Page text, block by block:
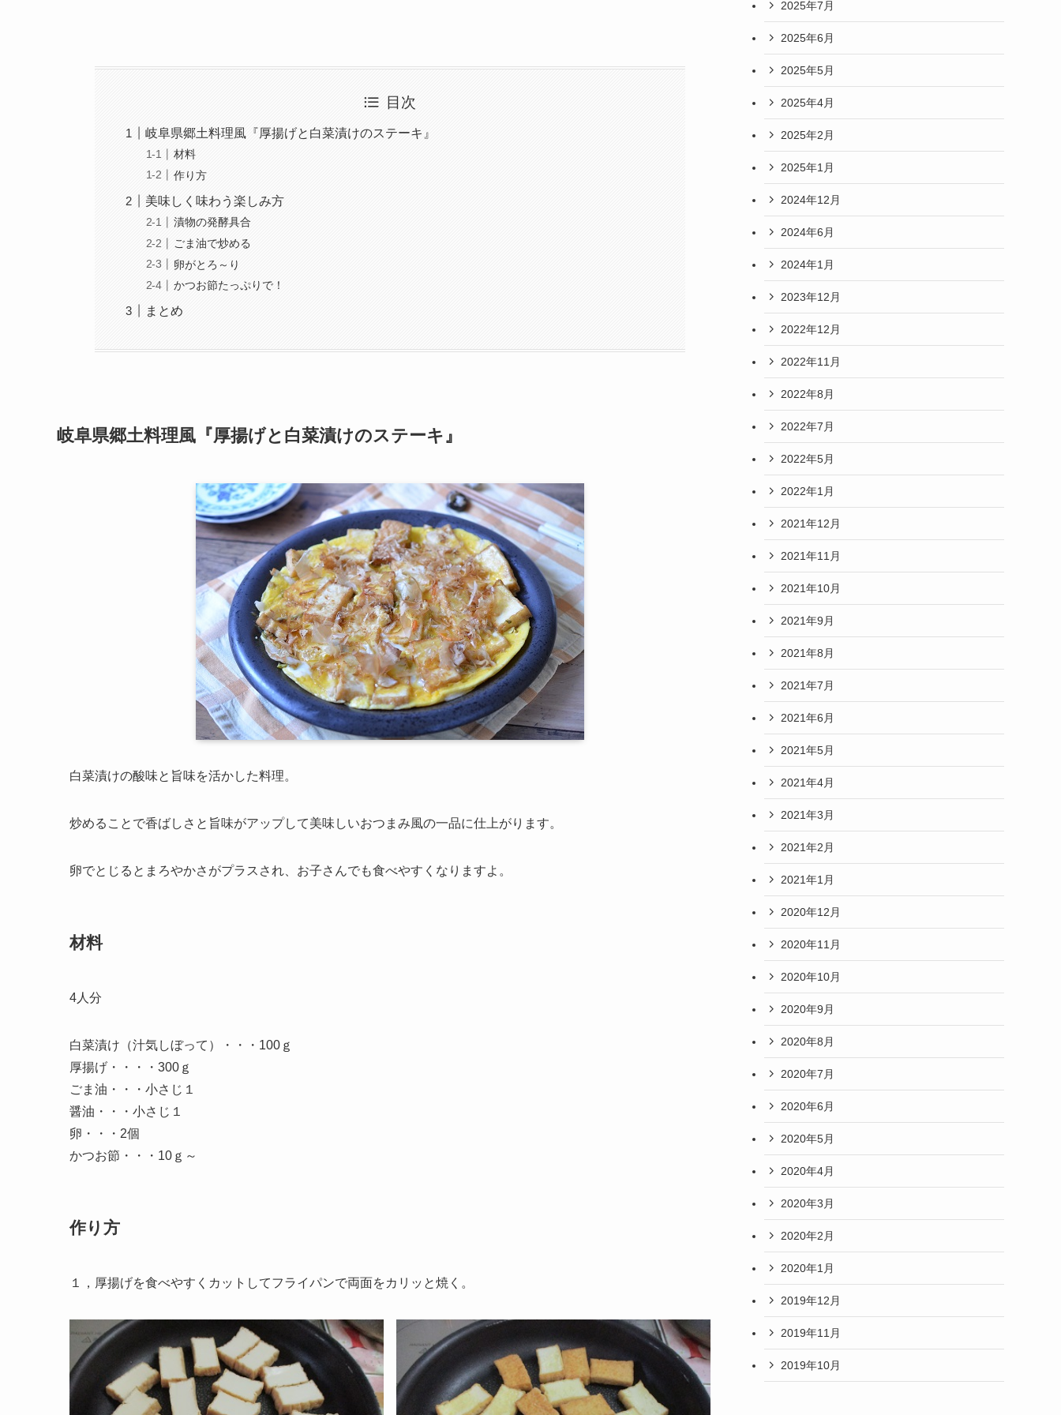
目次
岐阜県郷土料理風『厚揚げと白菜漬けのステーキ』
材料
作り方
美味しく味わう楽しみ方
漬物の発酵具合
ごま油で炒める
卵がとろ～り
かつお節たっぷりで！
まとめ
岐阜県郷土料理風『厚揚げと白菜漬けのステーキ』
白菜漬けの酸味と旨味を活かした料理。
炒めることで香ばしさと旨味がアップして美味しいおつまみ風の一品に仕上がります。
卵でとじるとまろやかさがプラスされ、お子さんでも食べやすくなりますよ。
材料
4人分
白菜漬け（汁気しぼって）・・・100ｇ
厚揚げ・・・・300ｇ
ごま油・・・小さじ１
醤油・・・小さじ１
卵・・・2個
かつお節・・・10ｇ～
作り方
１，厚揚げを食べやすくカットしてフライパンで両面をカリッと焼く。
2025年7月
2025年6月
2025年5月
2025年4月
2025年2月
2025年1月
2024年12月
2024年6月
2024年1月
2023年12月
2022年12月
2022年11月
2022年8月
2022年7月
2022年5月
2022年1月
2021年12月
2021年11月
2021年10月
2021年9月
2021年8月
2021年7月
2021年6月
2021年5月
2021年4月
2021年3月
2021年2月
2021年1月
2020年12月
2020年11月
2020年10月
2020年9月
2020年8月
2020年7月
2020年6月
2020年5月
2020年4月
2020年3月
2020年2月
2020年1月
2019年12月
2019年11月
2019年10月